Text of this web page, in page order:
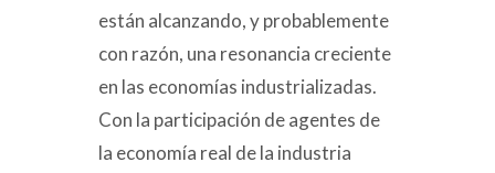
están alcanzando, y probablemente
con razón, una resonancia creciente
en las economías industrializadas.
Con la participación de agentes de
la economía real de la industria